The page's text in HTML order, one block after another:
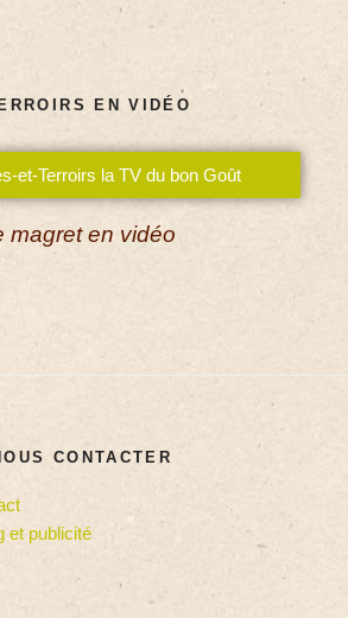
EN VIDÉO
et-Terroirs la TV du bon Goût
magret en vidéo
CONTACTER
et publicité